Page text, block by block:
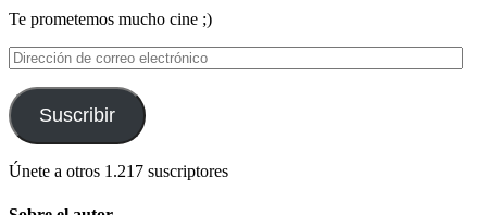
Te prometemos mucho cine ;)
Dirección
de
correo
electrónico
Suscribir
Únete a otros 1.217 suscriptores